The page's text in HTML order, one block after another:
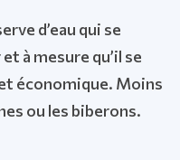
d’eau qui se
à mesure qu’il se
économique. Moins
ou les biberons.